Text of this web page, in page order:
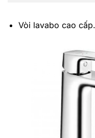
Vòi lavabo cao cấp.